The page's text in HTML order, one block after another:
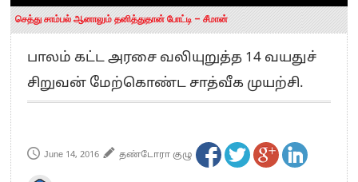
செத்து சாம்பல் ஆனாலும் தனித்துதான் போட்டி – சீமான்
பாகிஸ்தானின் அணு ஆயுத மிரட்டலுக்கு அஞ்சமாட்டோம் – இந்தியா
மத்திய ஆசிரியர் தகுதித் தேர்வு: பட்டதாரிகள் அக்.16 வரை விண்ணப்பிக்கலாம்
தமிழக சட்டப்பேரவையில் காலியிடங்கள் 6 ஆக உயர்வு
பாலம் கட்ட அரசை வலியுறுத்த 14 வயதுச்
சிறுவன் மேற்கொண்ட சாத்வீக முயற்சி.
June 14, 2016 தண்டோரா குழு